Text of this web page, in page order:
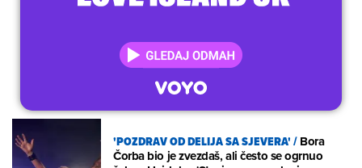
'POZDRAV OD DELIJA SA SJEVERA'/Bora
Čorba bio je zvezdaš, ali često se ogrnuo